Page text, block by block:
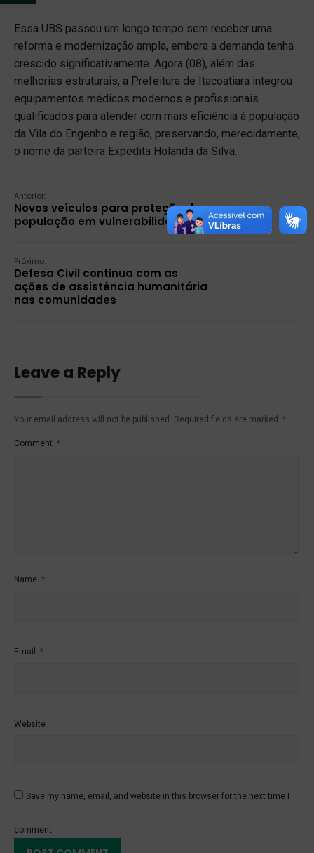
Essa UBS passou um longo tempo sem receber uma
reforma e modernização ampla, embora a demanda tenha
crescido significativamente. Agora (08), além das
melhorias estruturais, a Prefeitura de Itacoatiara integrou
equipamentos médicos modernos e profissionais
qualificados para atender com mais eficiência à população
da Vila do Engenho e região, preservando, merecidamente,
o nome da parteira Expedita Holanda da Silva.
Anterior:
Novos veículos para proteção da
população em vulnerabilidade
Próximo:
Defesa Civil continua com as
ações de assistência humanitária
nas comunidades
Leave a Reply
Your email address will not be published. Required fields are marked *
Comment *
Name *
Email *
Website
Save my name, email, and website in this browser for the next time I
comment.